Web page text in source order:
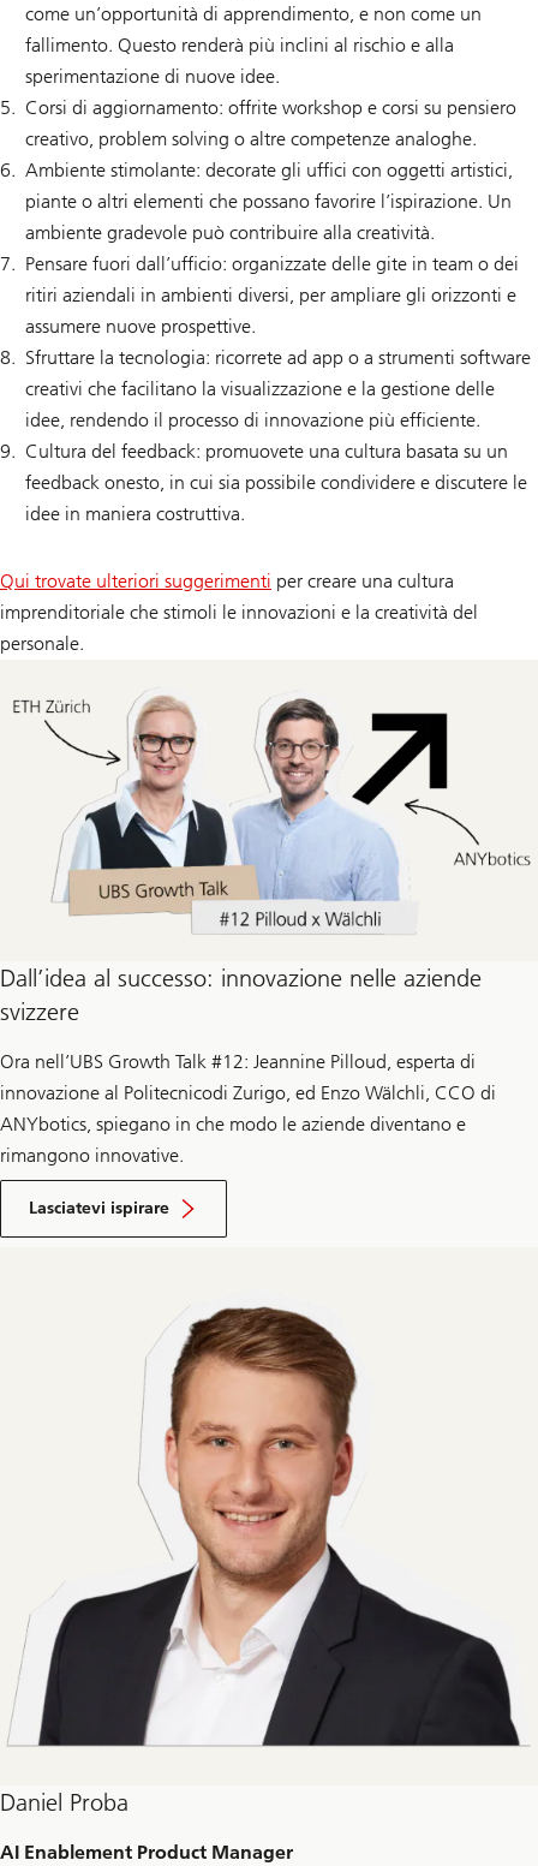
come un’opportunità di apprendimento, e non come un
fallimento. Questo renderà più inclini al rischio e alla
sperimentazione di nuove idee.
Corsi di aggiornamento: offrite workshop e corsi su pensiero
creativo, problem solving o altre competenze analoghe.
Ambiente stimolante: decorate gli uffici con oggetti artistici,
piante o altri elementi che possano favorire l’ispirazione. Un
ambiente gradevole può contribuire alla creatività.
Pensare fuori dall’ufficio: organizzate delle gite in team o dei
ritiri aziendali in ambienti diversi, per ampliare gli orizzonti e
assumere nuove prospettive.
Sfruttare la tecnologia: ricorrete ad app o a strumenti software
creativi che facilitano la visualizzazione e la gestione delle
idee, rendendo il processo di innovazione più efficiente.
Cultura del feedback: promuovete una cultura basata su un
feedback onesto, in cui sia possibile condividere e discutere le
idee in maniera costruttiva.
Qui trovate ulteriori suggerimenti per creare una cultura
imprenditoriale che stimoli le innovazioni e la creatività del
personale.
Dall’idea al successo: innovazione nelle aziende
svizzere
Ora nell’UBS Growth Talk #12: Jeannine Pilloud, esperta di
innovazione al Politecnicodi Zurigo, ed Enzo Wälchli, CCO di
ANYbotics, spiegano in che modo le aziende diventano e
rimangono innovative.
Lasciatevi ispirare
ispirato
da
Daniel Proba
AI Enablement Product Manager